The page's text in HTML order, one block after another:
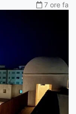
7 ore fa